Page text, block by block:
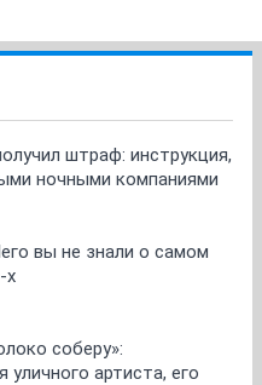
штраф: инструкция,
ночными компаниями
вы не знали о самом
х
соберу»:
уличного артиста, его